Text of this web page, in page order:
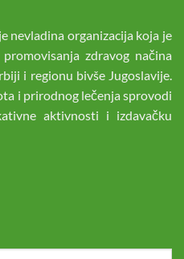
nevladina organizacija koja je
zdravog načina
i regionu bivše Jugoslavije.
i prirodnog lečenja sprovodi
aktivnosti i izdavačku